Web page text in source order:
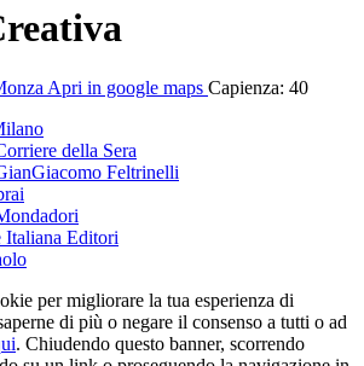
Apri in google maps Capienza: 40
per migliorare la tua esperienza di
di più o negare il consenso a tutti o ad
. Chiudendo questo banner, scorrendo